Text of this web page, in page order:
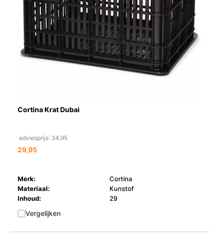
Cortina Krat Dubai
adviesprijs: 34,95
29,95
Merk:
Cortina
Materiaal:
Kunstof
Inhoud:
29
Vergelijken